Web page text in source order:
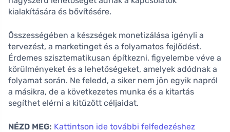
kialakítására és bővítésére.
Összességében a készségek monetizálása igényli a
tervezést, a marketinget és a folyamatos fejlődést.
Érdemes szisztematikusan építkezni, figyelembe véve a
körülményeket és a lehetőségeket, amelyek adódnak a
folyamat során. Ne feledd, a siker nem jön egyik napról
a másikra, de a következetes munka és a kitartás
segíthet elérni a kitűzött céljaidat.
NÉZD MEG: Kattintson ide további felfedezéshez